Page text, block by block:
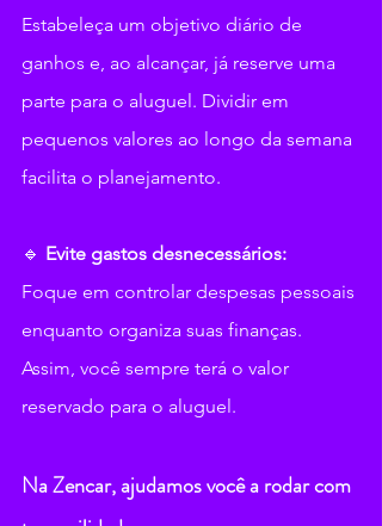
Estabeleça um objetivo diário de
ganhos e, ao alcançar, já reserve uma
parte para o aluguel. Dividir em
pequenos valores ao longo da semana
facilita o planejamento.
🔹 Evite gastos desnecessários:
Foque em controlar despesas pessoais
enquanto organiza suas finanças.
Assim, você sempre terá o valor
reservado para o aluguel.
Na Zencar, ajudamos você a rodar com